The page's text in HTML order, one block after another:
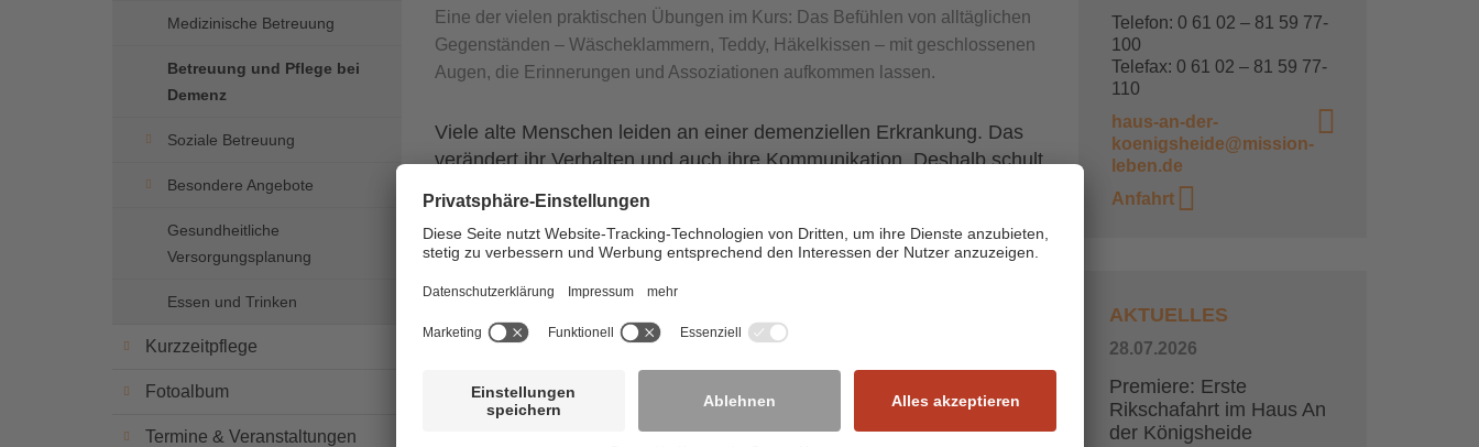
Medizinische Betreuung
Betreuung und Pflege bei
Demenz
Soziale Betreuung
Besondere Angebote
Gesundheitliche
Versorgungsplanung
Essen und Trinken
Kurzzeitpflege
Fotoalbum
Termine & Veranstaltungen
Eine der vielen praktischen Übungen im Kurs: Das Befühlen von alltäglichen
Gegenständen – Wäscheklammern, Teddy, Häkelkissen – mit geschlossenen
Augen, die Erinnerungen und Assoziationen aufkommen lassen.
Viele alte Menschen leiden an einer demenziellen Erkrankung. Das
verändert ihr Verhalten und auch ihre Kommunikation. Deshalb schult
Demenz – Mitarbeitende regelmäßig zur sogenannten Validation. Bei
dieser Methode wird der emotionale Gehalt der Aussagen und des
erklärt, ohne zu analysieren, zu bewerten oder zu korrigieren. Die von
der der amerikanischen Sozialarbeiterin Naomi Feil entwickelte
Aggression und Apathie zu vermeiden und vereinfacht viele
alltägliche Situationen.
Telefon: 0 61 02 – 81 59 77-
100
Telefax: 0 61 02 – 81 59 77-
110
haus-an-der-
koenigsheide@mission-
leben.de
Anfahrt
AKTUELLES
28.07.2026
Premiere: Erste
Rikschafahrt im Haus An
der Königsheide